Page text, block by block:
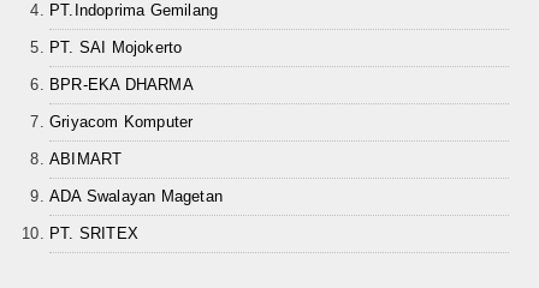
PT.Indoprima Gemilang
PT. SAI Mojokerto
BPR-EKA DHARMA
Griyacom Komputer
ABIMART
ADA Swalayan Magetan
PT. SRITEX